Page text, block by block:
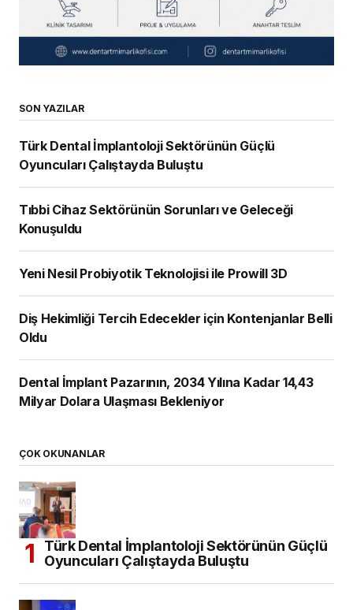
SON YAZILAR
Türk Dental İmplantoloji Sektörünün Güçlü
Oyuncuları Çalıştayda Buluştu
Tıbbi Cihaz Sektörünün Sorunları ve Geleceği
Konuşuldu
Yeni Nesil Probiyotik Teknolojisi ile Prowill 3D
Diş Hekimliği Tercih Edecekler için Kontenjanlar Belli
Oldu
Dental İmplant Pazarının, 2034 Yılına Kadar 14,43
Milyar Dolara Ulaşması Bekleniyor
ÇOK OKUNANLAR
Türk Dental İmplantoloji Sektörünün Güçlü
Oyuncuları Çalıştayda Buluştu